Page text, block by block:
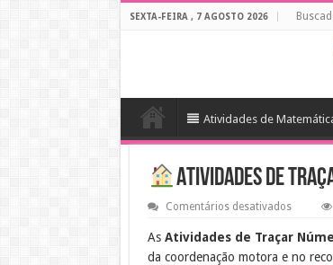
SEXTA-FEIRA , 7 AGOSTO 2026
Atividades de
Atividades de
Comentários desativadosem
de
Traçar
AsAtividades de Traçar
da coordenação motora e no